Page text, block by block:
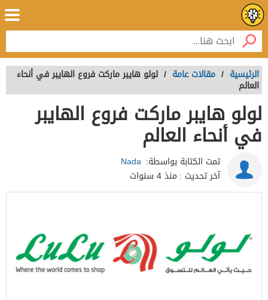
الرئيسية / مقالات عامة / لولو هايبر ماركت فروع الهايبر في أنحاء
العالم
لولو هايبر ماركت فروع الهايبر
في أنحاء العالم
تمت الكتابة بواسطة: Nada
آخر تحديث : منذ 4 سنوات